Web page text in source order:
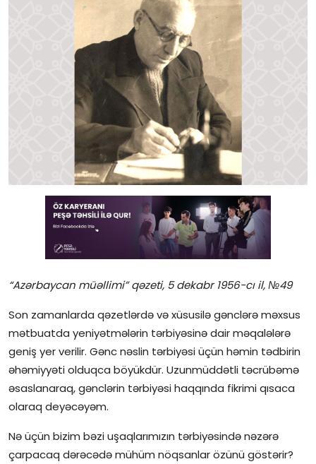
Bütün xəbərlər
Elm və innovasiya
Reportaj
Pedaqogika
Regionlar
Qəzetin PDF arxivi
İctimai şura
Dünya
“Azərbaycan müəllimi” qəzeti, 5 dekabr 1956-cı il, №49
Son zamanlarda qəzetlərdə və xüsusilə gənclərə məxsus
mətbuatda yeniyətmələrin tərbiyəsinə dair məqalələrə
geniş yer verilir. Gənc nəslin tərbiyəsi üçün həmin tədbirin
əhəmiyyəti olduqca böyükdür. Uzunmüddətli təcrübəmə
əsaslanaraq, gənclərin tərbiyəsi haqqında fikrimi qısaca
olaraq deyəcəyəm.
Nə üçün bizim bəzi uşaqlarımızın tərbiyəsində nəzərə
çarpacaq dərəcədə mühüm nöqsanlar özünü göstərir?